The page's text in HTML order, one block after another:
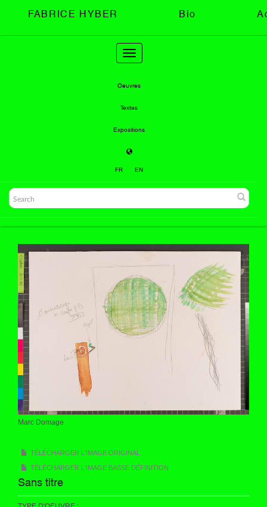
FABRICE HYBER Bio
Toggle
navigation
Oeuvres
Textes
Expositions
FR EN
Marc Domage
TÉLÉCHARGER L'IMAGE ORIGINAL
TÉLÉCHARGER L'IMAGE BASSE DÉFINITION
Sans titre